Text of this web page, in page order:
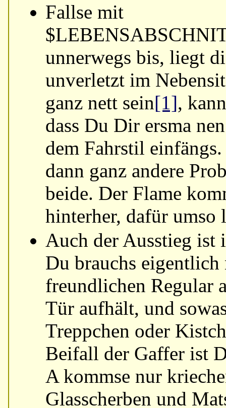
Fallse mit
unnerwegs bis, liegt
unverletzt im
ganz nett sein[1],
dass Du Dir ersma
dem Fahrstil
dann ganz andere
beide. Der Flame
hinterher, dafür umso
Auch der Ausstieg ist
Du brauchs eigentlich
freundlichen Regular
Tür aufhält, und
Treppchen oder
Beifall der Gaffer ist
A kommse nur
Glasscherben und